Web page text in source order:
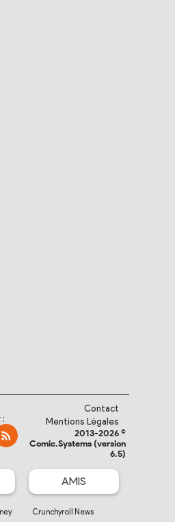
:
Contact
Mentions Légales
2013-2026 ©
Comic.Systems (version
6.5)
AMIS
Crunchyroll News